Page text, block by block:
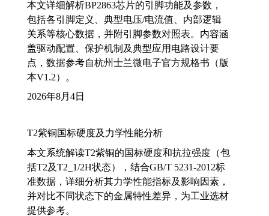
本文详细解析BP2863芯片的引脚功能及参数，
包括各引脚定义、典型电压/电流值、内部逻辑
关系等核心数据，并附引脚参数对照表。内容涵
盖驱动配置、保护机制及典型应用电路设计要
点，数据参考自杭州士兰微电子官方规格书（版
本V1.2）。
2026年8月4日
T2紫铜国标硬度及力学性能分析
本文系统解读T2紫铜的国标硬度和抗拉强度（包
括T2及T2_1/2H状态），结合GB/T 5231-2012标
准数据，详细分析其力学性能指标及影响因素，
并对比不同状态下的金属特性差异，为工业选材
提供参考。